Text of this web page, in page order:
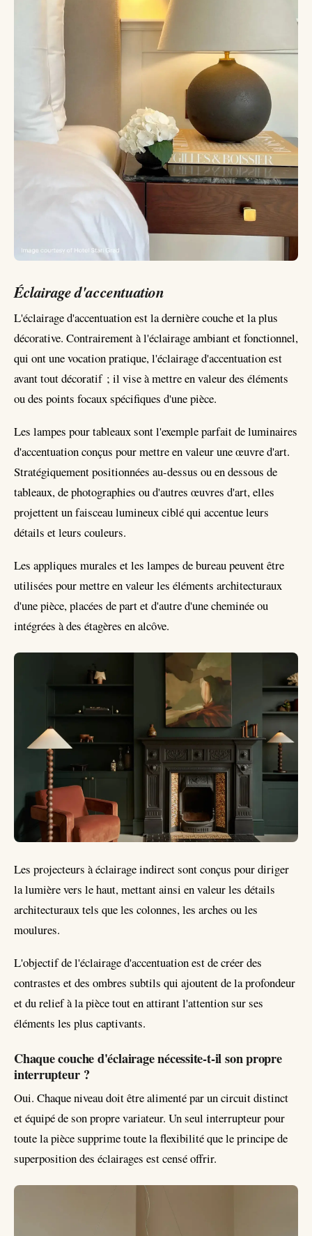
Éclairage d'accentuation
L'éclairage d'accentuation est la dernière couche et la plus
décorative. Contrairement à l'éclairage ambiant et fonctionnel,
qui ont une vocation pratique, l'éclairage d'accentuation est
avant tout décoratif ; il vise à mettre en valeur des éléments
ou des points focaux spécifiques d'une pièce.
Les lampes pour tableaux sont l'exemple parfait de luminaires
d'accentuation conçus pour mettre en valeur une œuvre d'art.
Stratégiquement positionnées au-dessus ou en dessous de
tableaux, de photographies ou d'autres œuvres d'art, elles
projettent un faisceau lumineux ciblé qui accentue leurs
détails et leurs couleurs.
Les appliques murales et les lampes de bureau peuvent être
utilisées pour mettre en valeur les éléments architecturaux
d'une pièce, placées de part et d'autre d'une cheminée ou
intégrées à des étagères en alcôve.
Les projecteurs à éclairage indirect sont conçus pour diriger
la lumière vers le haut, mettant ainsi en valeur les détails
architecturaux tels que les colonnes, les arches ou les
moulures.
L'objectif de l'éclairage d'accentuation est de créer des
contrastes et des ombres subtils qui ajoutent de la profondeur
et du relief à la pièce tout en attirant l'attention sur ses
éléments les plus captivants.
Chaque couche d'éclairage nécessite-t-il son propre
interrupteur ?
Oui. Chaque niveau doit être alimenté par un circuit distinct
et équipé de son propre variateur. Un seul interrupteur pour
toute la pièce supprime toute la flexibilité que le principe de
superposition des éclairages est censé offrir.